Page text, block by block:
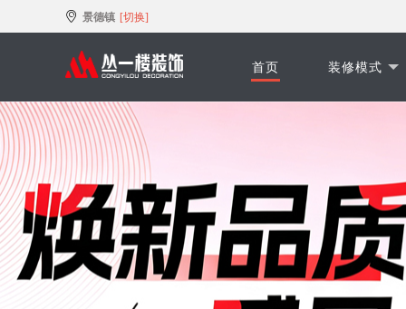
景德镇 [切换]
首页 装修模式